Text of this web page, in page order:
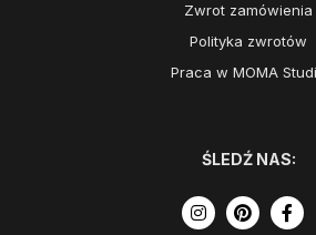
Zwrot zamówienia
Polityka zwrotów
Praca w MOMA
ŚLEDŹ NAS: